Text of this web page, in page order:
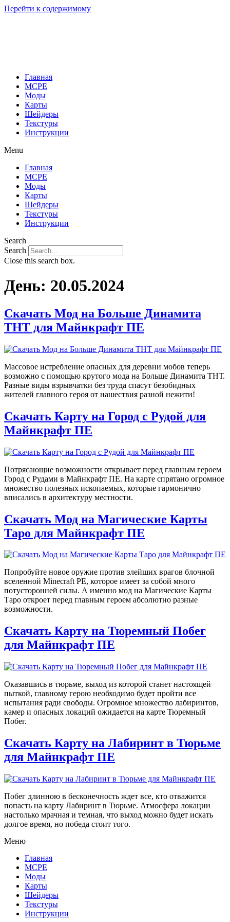
Перейти к содержимому
Главная
MCPE
Моды
Карты
Шейдеры
Текстуры
Инструкции
Menu
Главная
MCPE
Моды
Карты
Шейдеры
Текстуры
Инструкции
Search
Search
Close this search box.
День: 20.05.2024
Скачать Мод на Больше Динамита
ТНТ для Майнкрафт ПЕ
Массовое истребление опасных для деревни мобов теперь
возможно с помощью крутого мода на Больше Динамита ТНТ.
Разные виды взрывчатки без труда спасут безобидных
жителей главного героя от нашествия разной нежити!
Скачать Карту на Город с Рудой для
Майнкрафт ПЕ
Потрясающие возможности открывает перед главным героем
Город с Рудами в Майнкрафт ПЕ. На карте спрятано огромное
множество полезных ископаемых, которые гармонично
вписались в архитектуру местности.
Скачать Мод на Магические Карты
Таро для Майнкрафт ПЕ
Попробуйте новое оружие против злейших врагов блочной
вселенной Minecraft PE, которое имеет за собой много
потусторонней силы. А именно мод на Магические Карты
Таро откроет перед главным героем абсолютно разные
возможности.
Скачать Карту на Тюремный Побег
для Майнкрафт ПЕ
Оказавшись в тюрьме, выход из которой станет настоящей
пыткой, главному герою необходимо будет пройти все
испытания ради свободы. Огромное множество лабиринтов,
камер и опасных локаций ожидается на карте Тюремный
Побег.
Скачать Карту на Лабиринт в Тюрьме
для Майнкрафт ПЕ
Побег длинною в бесконечность ждет все, кто отважится
попасть на карту Лабиринт в Тюрьме. Атмосфера локации
настолько мрачная и темная, что выход можно будет искать
долгое время, но победа стоит того.
Меню
Главная
MCPE
Моды
Карты
Шейдеры
Текстуры
Инструкции